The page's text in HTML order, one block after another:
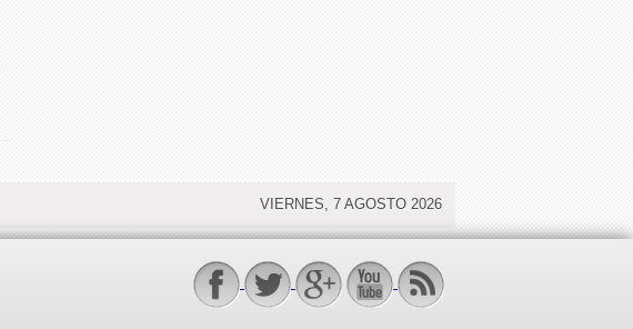
VIERNES, 7 AGOSTO 2026